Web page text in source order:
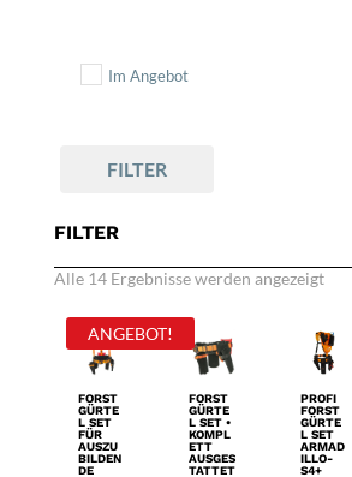
Tragesysteme
Im Angebot
FILTER
FILTER
Alle 14 Ergebnisse werden angezeigt
ANGEBOT!
FORST
GÜRTE
L SET
FÜR
AUSZU
BILDEN
DE
FORST
GÜRTE
L SET •
KOMPL
ETT
AUSGES
TATTET
PROFI
FORST
GÜRTE
L SET
ARMAD
ILLO-
S4+